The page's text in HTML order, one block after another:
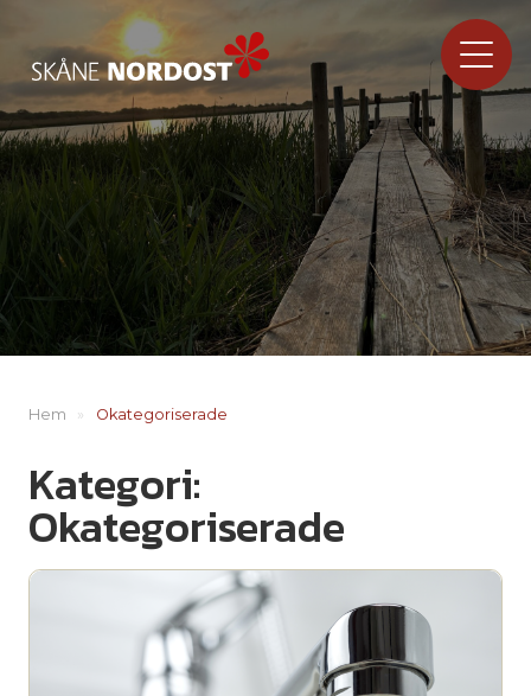
Hem » Okategoriserade
Kategori:
Okategoriserade